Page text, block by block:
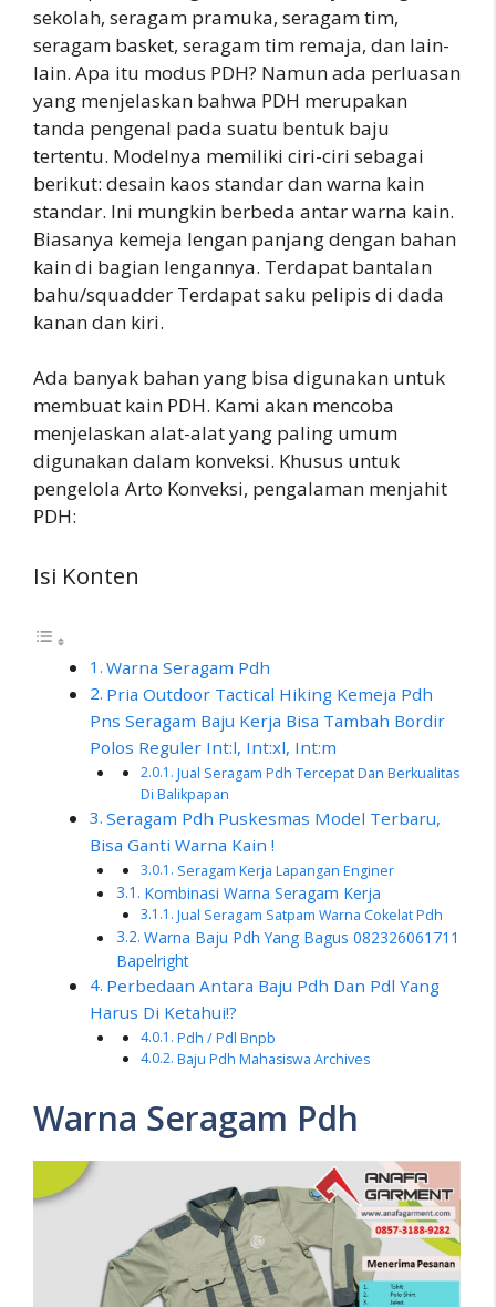
sekolah, seragam pramuka, seragam tim,
seragam basket, seragam tim remaja, dan lain-
lain. Apa itu modus PDH? Namun ada perluasan
yang menjelaskan bahwa PDH merupakan
tanda pengenal pada suatu bentuk baju
tertentu. Modelnya memiliki ciri-ciri sebagai
berikut: desain kaos standar dan warna kain
standar. Ini mungkin berbeda antar warna kain.
Biasanya kemeja lengan panjang dengan bahan
kain di bagian lengannya. Terdapat bantalan
bahu/squadder Terdapat saku pelipis di dada
kanan dan kiri.
Ada banyak bahan yang bisa digunakan untuk
membuat kain PDH. Kami akan mencoba
menjelaskan alat-alat yang paling umum
digunakan dalam konveksi. Khusus untuk
pengelola Arto Konveksi, pengalaman menjahit
PDH:
Isi Konten
Warna Seragam Pdh
Pria Outdoor Tactical Hiking Kemeja Pdh
Pns Seragam Baju Kerja Bisa Tambah Bordir
Polos Reguler Int:l, Int:xl, Int:m
Jual Seragam Pdh Tercepat Dan Berkualitas
Di Balikpapan
Seragam Pdh Puskesmas Model Terbaru,
Bisa Ganti Warna Kain !
Seragam Kerja Lapangan Enginer
Kombinasi Warna Seragam Kerja
Jual Seragam Satpam Warna Cokelat Pdh
Warna Baju Pdh Yang Bagus 082326061711
Bapelright
Perbedaan Antara Baju Pdh Dan Pdl Yang
Harus Di Ketahui!?
Pdh / Pdl Bnpb
Baju Pdh Mahasiswa Archives
Warna Seragam Pdh